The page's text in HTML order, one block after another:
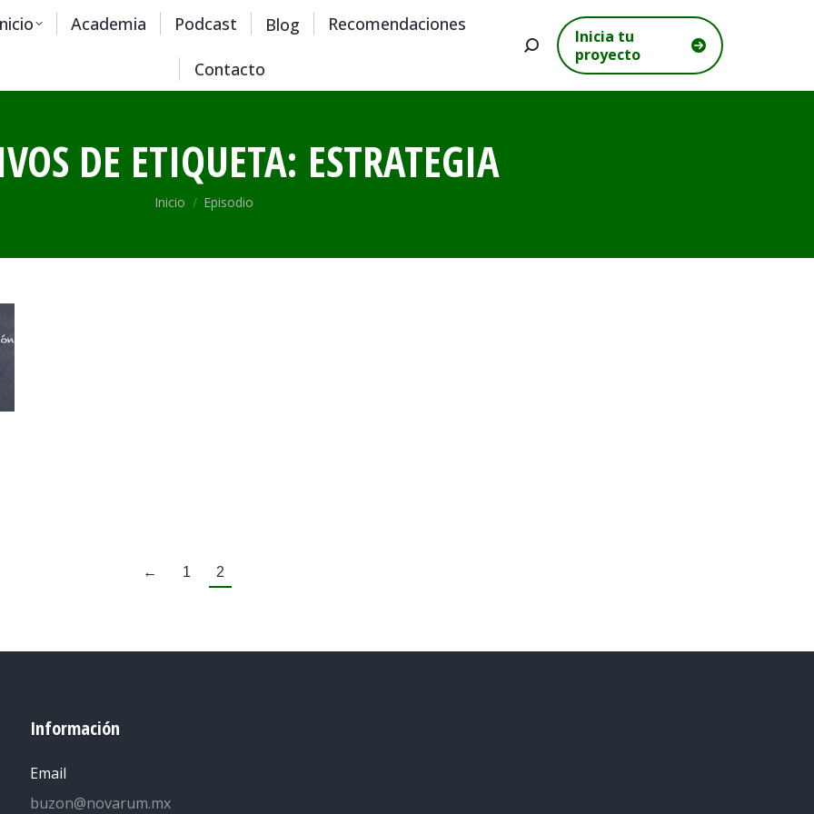
Academia Podcast Blog Recomendaciones
Contacto
Buscar:
Inicia tu
proyecto
DE ETIQUETA: ESTRATEGIA
Estás aquí:
Inicio Episodio
← 1 2
Información
Email
buzon@novarum.mx